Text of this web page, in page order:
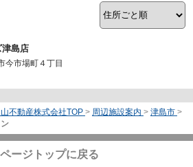
津島店
今市場町４丁目
不動産株式会社TOP > 周辺施設案内 > 津島市 >
ページトップに戻る